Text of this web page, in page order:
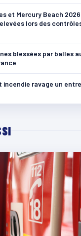
et Mercury Beach
lors des
blessées par balles
incendie ravage un